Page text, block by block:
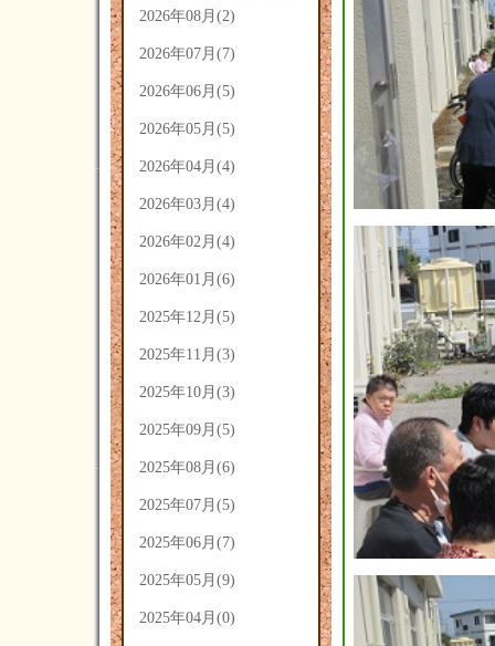
2026年08月(2)
2026年07月(7)
2026年06月(5)
2026年05月(5)
2026年04月(4)
2026年03月(4)
2026年02月(4)
2026年01月(6)
2025年12月(5)
2025年11月(3)
2025年10月(3)
2025年09月(5)
2025年08月(6)
2025年07月(5)
2025年06月(7)
2025年05月(9)
2025年04月(0)